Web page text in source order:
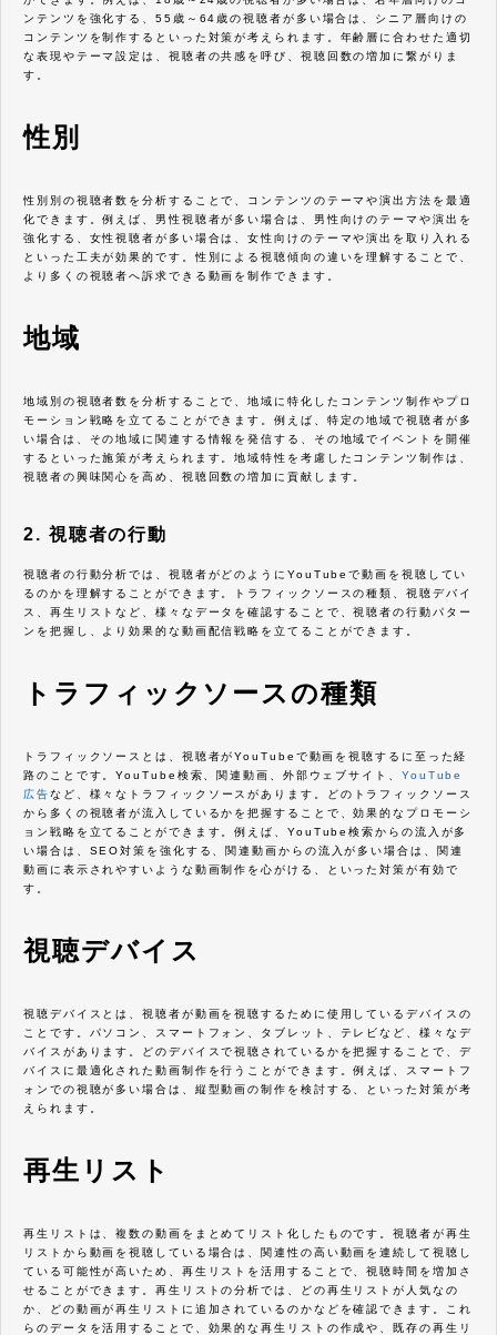
ンテンツを強化する、55歳～64歳の視聴者が多い場合は、シニア層向けの
コンテンツを制作するといった対策が考えられます。年齢層に合わせた適切
な表現やテーマ設定は、視聴者の共感を呼び、視聴回数の増加に繋がりま
す。
性別
性別別の視聴者数を分析することで、コンテンツのテーマや演出方法を最適
化できます。例えば、男性視聴者が多い場合は、男性向けのテーマや演出を
強化する、女性視聴者が多い場合は、女性向けのテーマや演出を取り入れる
といった工夫が効果的です。性別による視聴傾向の違いを理解することで、
より多くの視聴者へ訴求できる動画を制作できます。
地域
地域別の視聴者数を分析することで、地域に特化したコンテンツ制作やプロ
モーション戦略を立てることができます。例えば、特定の地域で視聴者が多
い場合は、その地域に関連する情報を発信する、その地域でイベントを開催
するといった施策が考えられます。地域特性を考慮したコンテンツ制作は、
視聴者の興味関心を高め、視聴回数の増加に貢献します。
2. 視聴者の行動
視聴者の行動分析では、視聴者がどのようにYouTubeで動画を視聴してい
るのかを理解することができます。トラフィックソースの種類、視聴デバイ
ス、再生リストなど、様々なデータを確認することで、視聴者の行動パター
ンを把握し、より効果的な動画配信戦略を立てることができます。
トラフィックソースの種類
トラフィックソースとは、視聴者がYouTubeで動画を視聴するに至った経
路のことです。YouTube検索、関連動画、外部ウェブサイト、 YouTube
広告など、様々なトラフィックソースがあります。どのトラフィックソース
から多くの視聴者が流入しているかを把握することで、効果的なプロモーシ
ョン戦略を立てることができます。例えば、YouTube検索からの流入が多
い場合は、SEO対策を強化する、関連動画からの流入が多い場合は、関連
動画に表示されやすいような動画制作を心がける、といった対策が有効で
す。
視聴デバイス
視聴デバイスとは、視聴者が動画を視聴するために使用しているデバイスの
ことです。パソコン、スマートフォン、タブレット、テレビなど、様々なデ
バイスがあります。どのデバイスで視聴されているかを把握することで、デ
バイスに最適化された動画制作を行うことができます。例えば、スマートフ
ォンでの視聴が多い場合は、縦型動画の制作を検討する、といった対策が考
えられます。
再生リスト
再生リストは、複数の動画をまとめてリスト化したものです。視聴者が再生
リストから動画を視聴している場合は、関連性の高い動画を連続して視聴し
ている可能性が高いため、再生リストを活用することで、視聴時間を増加さ
せることができます。再生リストの分析では、どの再生リストが人気なの
か、どの動画が再生リストに追加されているのかなどを確認できます。これ
らのデータを活用することで、効果的な再生リストの作成や、既存の再生リ